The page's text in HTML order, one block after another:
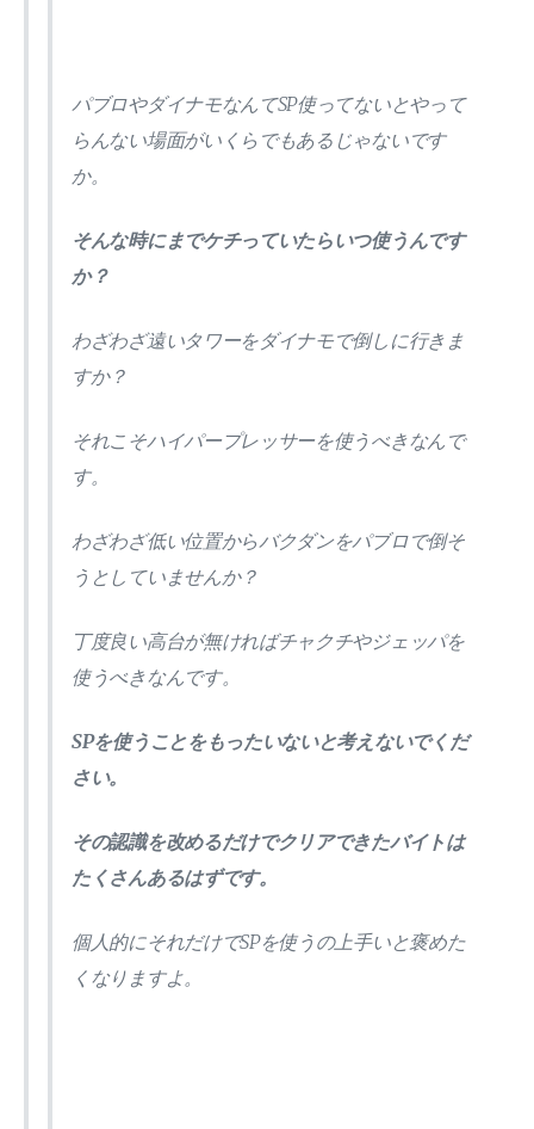
パブロやダイナモなんてSP使ってないとやって
らんない場面がいくらでもあるじゃないです
か。
そんな時にまでケチっていたらいつ使うんです
か？
わざわざ遠いタワーをダイナモで倒しに行きま
すか？
それこそハイパープレッサーを使うべきなんで
す。
わざわざ低い位置からバクダンをパブロで倒そ
うとしていませんか？
丁度良い高台が無ければチャクチやジェッパを
使うべきなんです。
SPを使うことをもったいないと考えないでくだ
さい。
その認識を改めるだけでクリアできたバイトは
たくさんあるはずです。
個人的にそれだけでSPを使うの上手いと褒めた
くなりますよ。